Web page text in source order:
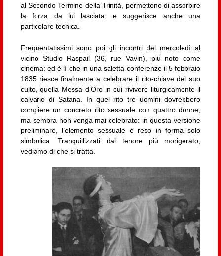
al Secondo Termine della Trinità, permettono di assorbire
la forza da lui lasciata: e suggerisce anche una
particolare tecnica.
Frequentatissimi sono poi gli incontri del mercoledì al
vicino Studio Raspail (36, rue Vavin), più noto come
cinema: ed è lì che in una saletta conferenze il 5 febbraio
1835 riesce finalmente a celebrare il rito-chiave del suo
culto, quella Messa d’Oro in cui rivivere liturgicamente il
calvario di Satana. In quel rito tre uomini dovrebbero
compiere un concreto rito sessuale con quattro donne,
ma sembra non venga mai celebrato: in questa versione
preliminare, l’elemento sessuale è reso in forma solo
simbolica. Tranquillizzati dal tenore più morigerato,
vediamo di che si tratta.